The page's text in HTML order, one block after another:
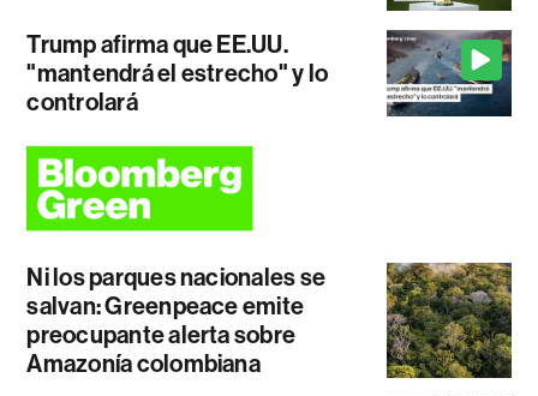
Trump afirma que EE.UU.
"mantendrá el estrecho" y lo
controlará
Ni los parques nacionales se
salvan: Greenpeace emite
preocupante alerta sobre
Amazonía colombiana